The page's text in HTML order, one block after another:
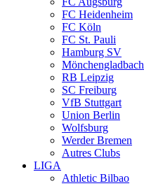
FC Heidenheim
FC Köln
FC St. Pauli
Hamburg SV
Mönchengladbach
RB Leipzig
SC Freiburg
VfB Stuttgart
Union Berlin
Wolfsburg
Werder Bremen
Autres Clubs
LIGA
Athletic Bilbao